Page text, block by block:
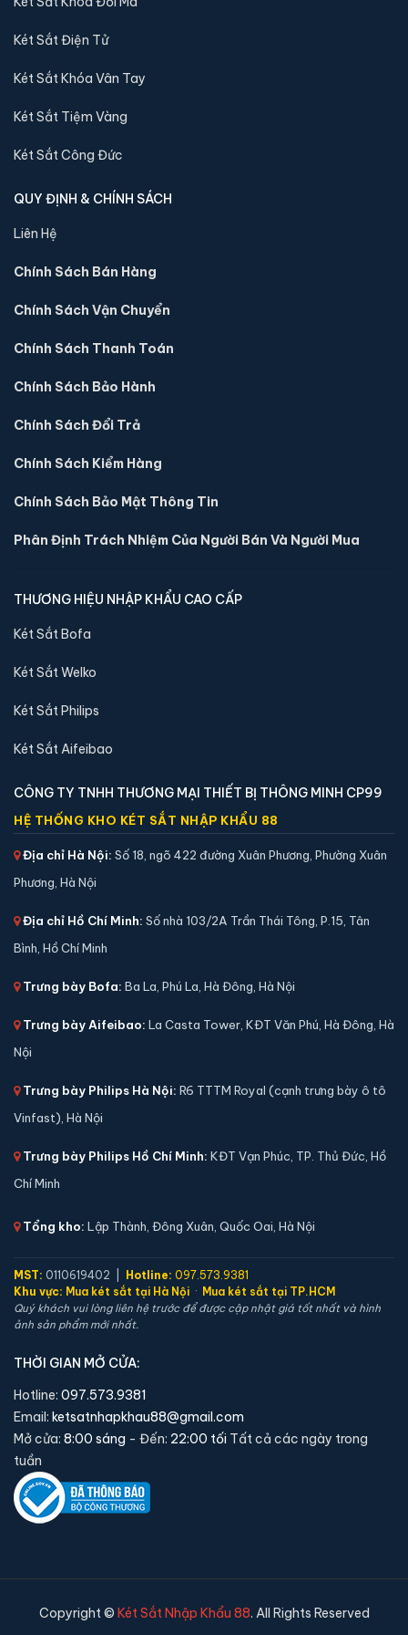
HS-DTW-42Z điện tử chính hãng:
Khám phá thêm các mẫu thuộc dòng
sánh kích thước, công nghệ khoá và mức giá trước khi đặt
Két sắt mini Welko HS-DTW-28AC điện tử chính
📐 Kích thước:
⚖️ Trọng lượng:
🛡️ Bảo hành: 36 tháng
2,290,000 đ
Xem chi tiết →
Két sắt mini Welko KCC-COW-38 khoá cơ chính
hãng
📐 Kích thước:36.5 x 39 x 35.5 cm
⚖️ Trọng lượng:
🛡️ Bảo hành:36 tháng
Xem chi tiết →
Két Sắt Điện Tử
Két Sắt Khóa Vân Tay
Két Sắt Tiệm Vàng
Két Sắt Công Đức
QUY ĐỊNH & CHÍNH SÁCH
Liên Hệ
Chính Sách Bán Hàng
Chính Sách Vận Chuyển
Chính Sách Thanh Toán
Chính Sách Bảo Hành
Chính Sách Đổi Trả
Chính Sách Kiểm Hàng
Chính Sách Bảo Mật Thông Tin
Phân Định Trách Nhiệm Của Người Bán Và Người Mua
THƯƠNG HIỆU NHẬP KHẨU CAO CẤP
Két Sắt Bofa
Két Sắt Welko
Két Sắt Philips
Két Sắt Aifeibao
CÔNG TY TNHH THƯƠNG MẠI THIẾT BỊ THÔNG MINH CP99
HỆ THỐNG KHO KÉT SẮT NHẬP KHẨU 88
Địa chỉ Hà Nội: Số 18, ngõ 422 đường Xuân Phương, Phường Xuân
Phương, Hà Nội
Địa chỉ Hồ Chí Minh: Số nhà 103/2A Trần Thái Tông, P.15, Tân
Bình, Hồ Chí Minh
Trưng bày Bofa: Ba La, Phú La, Hà Đông, Hà Nội
Trưng bày Aifeibao: La Casta Tower, KĐT Văn Phú, Hà Đông, Hà
Nội
Trưng bày Philips Hà Nội: R6 TTTM Royal (cạnh trưng bày ô tô
Vinfast), Hà Nội
Trưng bày Philips Hồ Chí Minh: KĐT Vạn Phúc, TP. Thủ Đức, Hồ
Chí Minh
Tổng kho: Lập Thành, Đông Xuân, Quốc Oai, Hà Nội
MST: 0110619402 | Hotline: 097.573.9381
Khu vực: Mua két sắt tại Hà Nội · Mua két sắt tại TP.HCM
Quý khách vui lòng liên hệ trước để được cập nhật giá tốt nhất và hình
ảnh sản phẩm mới nhất.
THỜI GIAN MỞ CỬA:
Hotline: 097.573.9381
Email: ketsatnhapkhau88@gmail.com
Mở cửa: 8:00 sáng - Đến: 22:00 tối Tất cả các ngày trong
tuần
Copyright © Két Sắt Nhập Khẩu 88. All Rights Reserved